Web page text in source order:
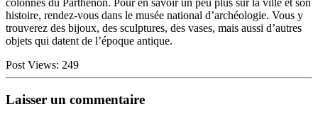
colonnes du Parthénon. Pour en savoir un peu plus sur la ville et son
histoire, rendez-vous dans le musée national d’archéologie. Vous y
trouverez des bijoux, des sculptures, des vases, mais aussi d’autres
objets qui datent de l’époque antique.
Post Views: 249
Laisser un commentaire